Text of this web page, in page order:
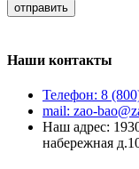
отправить
Наши контакты
Телефон: 8
mail: zao-
Наш адрес:
набережная